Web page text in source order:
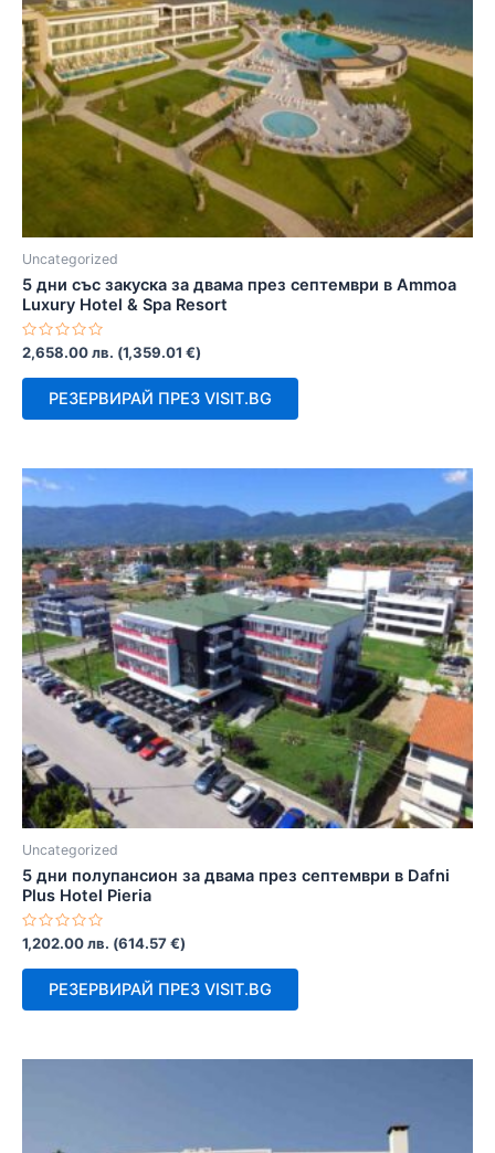
Uncategorized
5 дни със закуска за двама през септември в Ammoa
Luxury Hotel & Spa Resort
Оценено
0
2,658.00лв. (1,359.01 €)
РЕЗЕРВИРАЙ ПРЕЗ VISIT.BG
Uncategorized
5 дни полупансион за двама през септември в Dafni
Plus Hotel Pieria
Оценено
с
0
1,202.00лв. (614.57€)
РЕЗЕРВИРАЙ ПРЕЗ VISIT.BG